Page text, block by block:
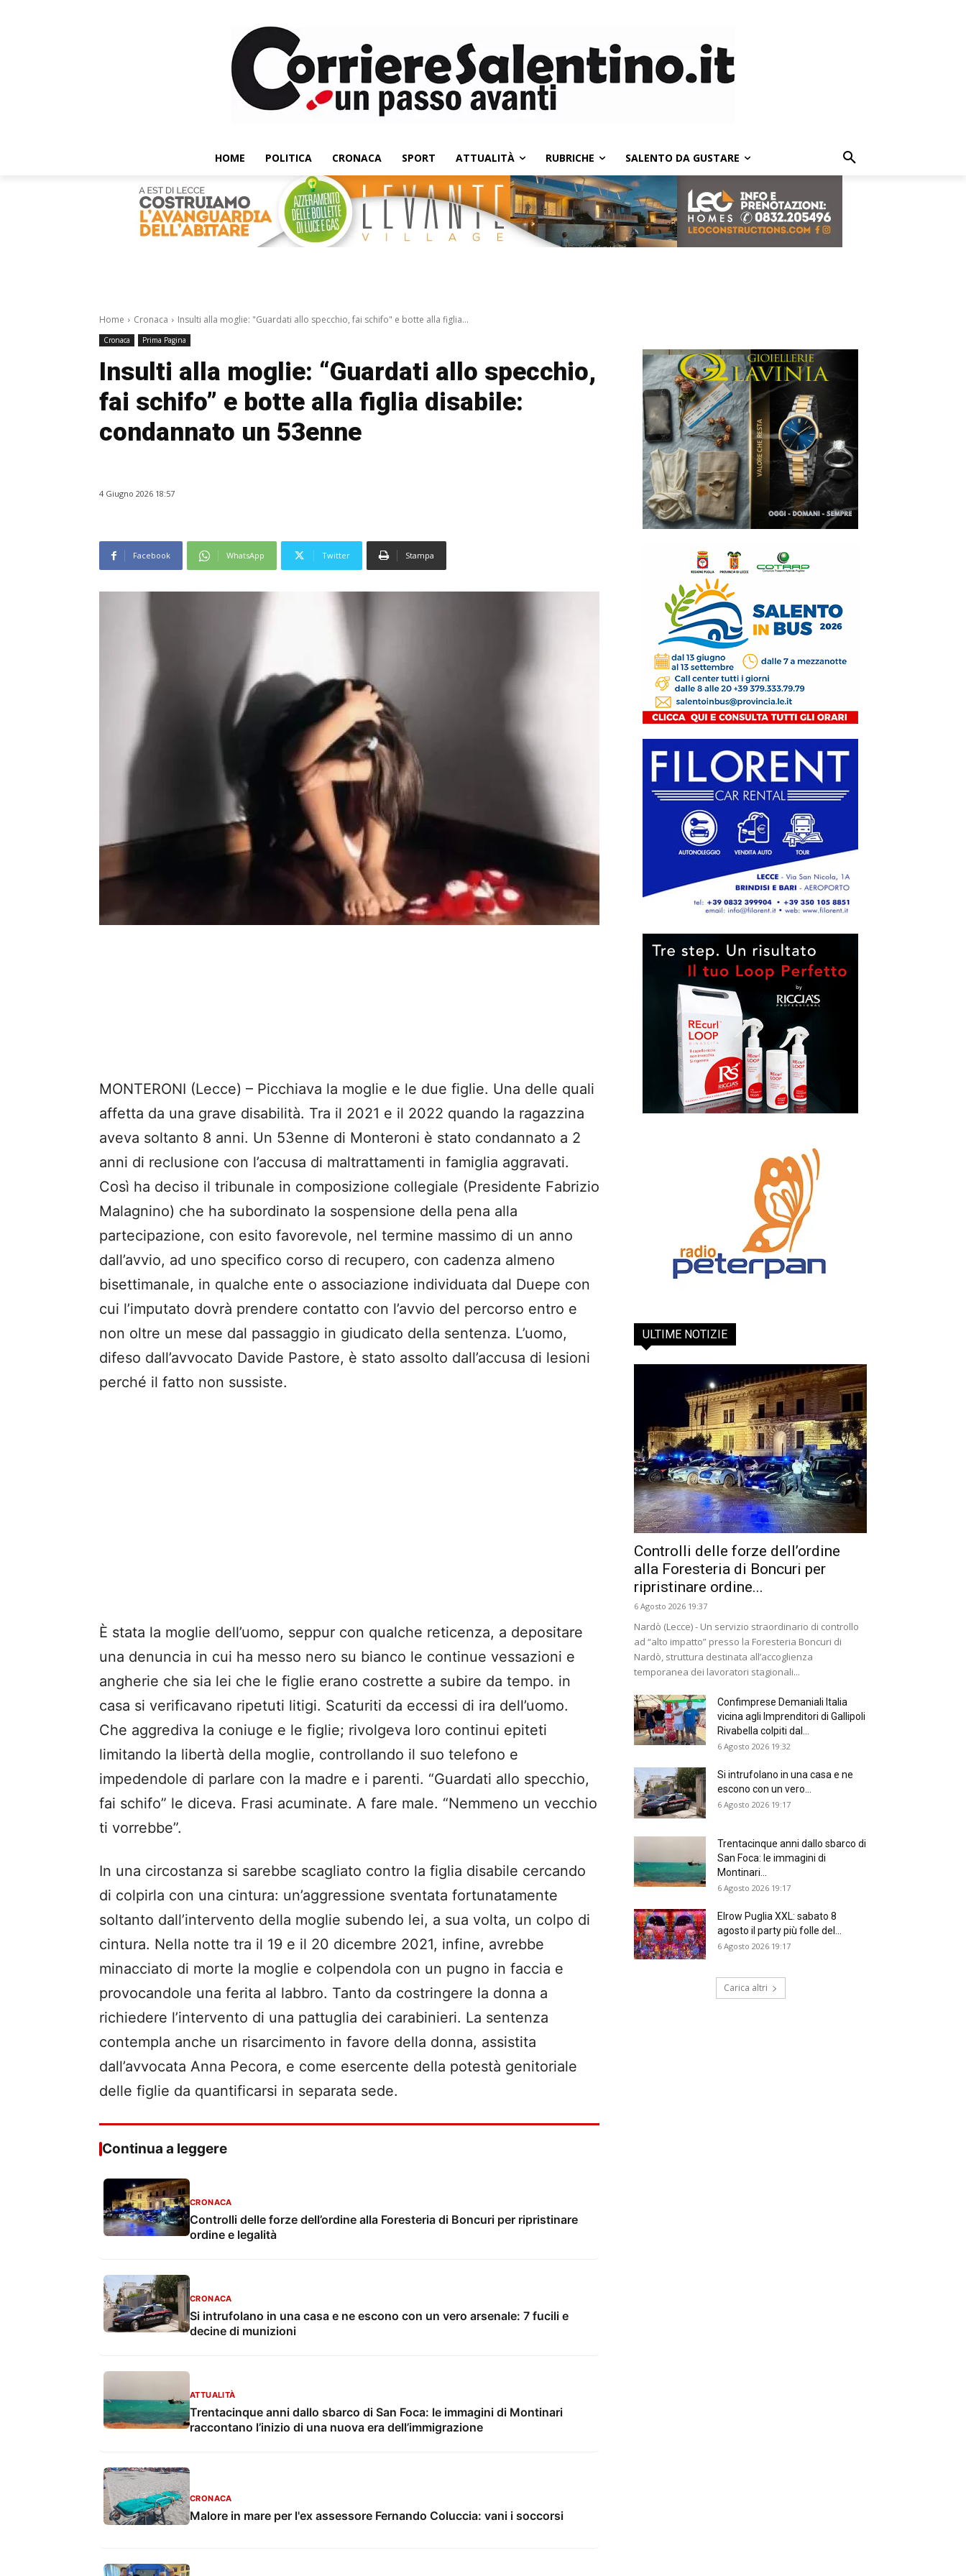
HOME POLITICA CRONACA SPORT ATTUALITÀ RUBRICHE SALENTO DA GUSTARE
Home Cronaca Insulti alla moglie: "Guardati allo specchio, fai schifo" e botte alla figlia...
Cronaca Prima Pagina
Insulti alla moglie: “Guardati allo specchio,
fai schifo” e botte alla figlia disabile:
condannato un 53enne
4 Giugno 2026 18:57
Facebook WhatsApp Twitter Stampa
MONTERONI (Lecce) – Picchiava la moglie e le due figlie. Una delle quali
affetta da una grave disabilità. Tra il 2021 e il 2022 quando la ragazzina
aveva soltanto 8 anni. Un 53enne di Monteroni è stato condannato a 2
anni di reclusione con l’accusa di maltrattamenti in famiglia aggravati.
Così ha deciso il tribunale in composizione collegiale (Presidente Fabrizio
Malagnino) che ha subordinato la sospensione della pena alla
partecipazione, con esito favorevole, nel termine massimo di un anno
dall’avvio, ad uno specifico corso di recupero, con cadenza almeno
bisettimanale, in qualche ente o associazione individuata dal Duepe con
cui l’imputato dovrà prendere contatto con l’avvio del percorso entro e
non oltre un mese dal passaggio in giudicato della sentenza. L’uomo,
difeso dall’avvocato Davide Pastore, è stato assolto dall’accusa di lesioni
perché il fatto non sussiste.
È stata la moglie dell’uomo, seppur con qualche reticenza, a depositare
una denuncia in cui ha messo nero su bianco le continue vessazioni e
angherie che sia lei che le figlie erano costrette a subire da tempo. in
casa si verificavano ripetuti litigi. Scaturiti da eccessi di ira dell’uomo.
Che aggrediva la coniuge e le figlie; rivolgeva loro continui epiteti
limitando la libertà della moglie, controllando il suo telefono e
impedendole di parlare con la madre e i parenti. “Guardati allo specchio,
fai schifo” le diceva. Frasi acuminate. A fare male. “Nemmeno un vecchio
ti vorrebbe”.
In una circostanza si sarebbe scagliato contro la figlia disabile cercando
di colpirla con una cintura: un’aggressione sventata fortunatamente
soltanto dall’intervento della moglie subendo lei, a sua volta, un colpo di
cintura. Nella notte tra il 19 e il 20 dicembre 2021, infine, avrebbe
minacciato di morte la moglie e colpendola con un pugno in faccia e
provocandole una ferita al labbro. Tanto da costringere la donna a
richiedere l’intervento di una pattuglia dei carabinieri. La sentenza
contempla anche un risarcimento in favore della donna, assistita
dall’avvocata Anna Pecora, e come esercente della potestà genitoriale
delle figlie da quantificarsi in separata sede.
Continua a leggere
CRONACA
Controlli delle forze dell’ordine alla Foresteria di Boncuri per ripristinare
ordine e legalità
CRONACA
Si intrufolano in una casa e ne escono con un vero arsenale: 7 fucili e
decine di munizioni
ATTUALITÀ
Trentacinque anni dallo sbarco di San Foca: le immagini di Montinari
raccontano l’inizio di una nuova era dell’immigrazione
CRONACA
Malore in mare per l'ex assessore Fernando Coluccia: vani i soccorsi
ULTIME NOTIZIE
Controlli delle forze dell’ordine
alla Foresteria di Boncuri per
ripristinare ordine...
6 Agosto 2026 19:37
Nardò (Lecce) - Un servizio straordinario di controllo
ad “alto impatto” presso la Foresteria Boncuri di
Nardò, struttura destinata all’accoglienza
temporanea dei lavoratori stagionali...
Confimprese Demaniali Italia
vicina agli Imprenditori di Gallipoli
Rivabella colpiti dal...
6 Agosto 2026 19:32
Si intrufolano in una casa e ne
escono con un vero...
6 Agosto 2026 19:17
Trentacinque anni dallo sbarco di
San Foca: le immagini di
Montinari...
6 Agosto 2026 19:17
Elrow Puglia XXL: sabato 8
agosto il party più folle del...
6 Agosto 2026 19:17
Carica altri